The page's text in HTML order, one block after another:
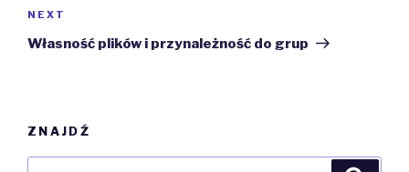
Next
Post
NEXT
Własność plików i przynależność do grup
ZNAJDŹ